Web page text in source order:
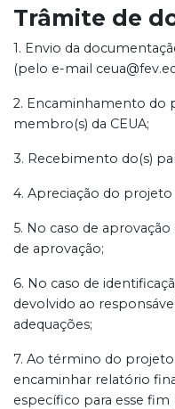
Trâmite de
1. Envio da
(pelo e-mail
2. Encaminhamento do
membro(s) da CEUA;
3. Recebimento do(s)
4. Apreciação do projeto
5. No caso de
de aprovação;
6. No caso de
devolvido ao
adequações;
7. Ao término do
encaminhar relatório
específico para esse